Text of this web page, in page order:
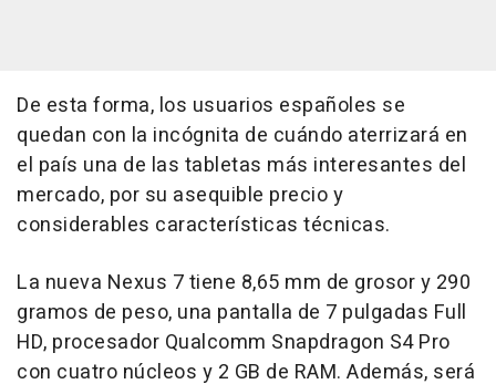
De esta forma, los usuarios españoles se
quedan con la incógnita de cuándo aterrizará en
el país una de las tabletas más interesantes del
mercado, por su asequible precio y
considerables características técnicas.
La nueva Nexus 7 tiene 8,65 mm de grosor y 290
gramos de peso, una pantalla de 7 pulgadas Full
HD, procesador Qualcomm Snapdragon S4 Pro
con cuatro núcleos y 2 GB de RAM. Además, será